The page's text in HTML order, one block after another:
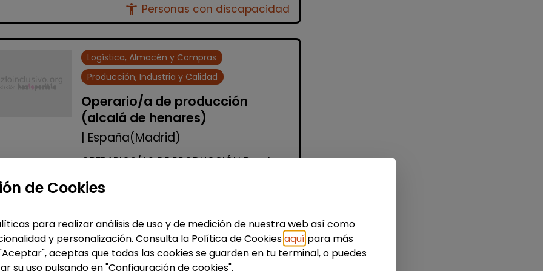
accessibility_new Personas con discapacidad
Logística, Almacén y Compras
Producción, Industria y Calidad
Operario/a de producción
(alcalá de henares)
| España(Madrid)
OPERARIOS/AS DE PRODUCCIÓN Desde
producción con discapacidad igual o
instala...
Me interesa
de Cookies
para realizar análisis de uso y de medición de nuestra web así como
y personalización. Consulta la Política de Cookiesaquí para más
aceptas que todas las cookies se guarden en tu terminal, o puedes
su uso pulsando en "Configuración de cookies".